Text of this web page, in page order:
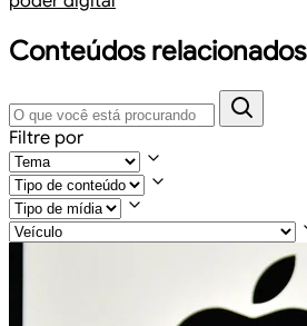
Conteúdos relacionados
Filtre por